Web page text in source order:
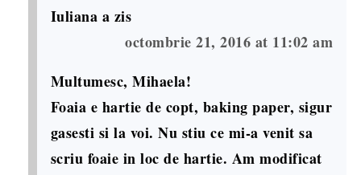
Iuliana a zis
octombrie 21, 2016 at 11:02 am
Multumesc, Mihaela!
Foaia e hartie de copt, baking paper, sigur
gasesti si la voi. Nu stiu ce mi-a venit sa
scriu foaie in loc de hartie. Am modificat